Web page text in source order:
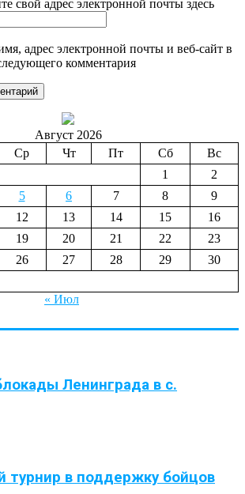
свой адрес электронной почты здесь
адрес электронной почты и веб-сайт в
комментария
Август 2026
Ср Чт Пт Сб
Вс
1
2
5 6 7 8
9
12 13 14 15
16
19 20 21 22
23
26 27 28 29
30
« Июл
Ленинграда в с.
турнир в поддержку бойцов